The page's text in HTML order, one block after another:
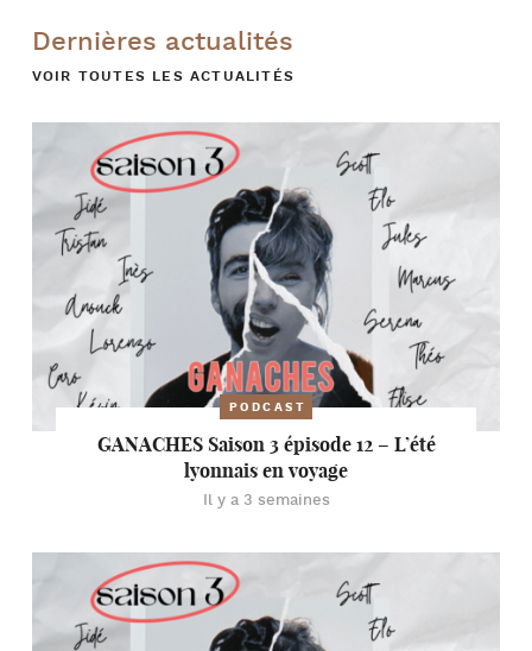
Dernières actualités
VOIR TOUTES LES ACTUALITÉS
PODCAST
GANACHES Saison 3 épisode 12 – L’été
lyonnais en voyage
Il y a 3 semaines